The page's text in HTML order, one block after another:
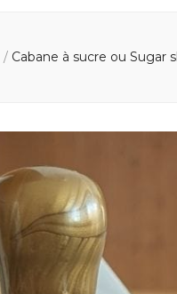
/ Cabane à sucre ou Sugar